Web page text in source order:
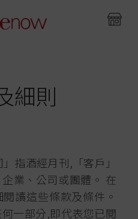
細則
指酒經月刊,「客戶」
業、公司或團體。 在
讀這些條款及條件。
一部分,即代表您已閱